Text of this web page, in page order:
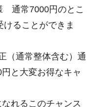
通常7000円のとこ
ることができま
（通常整体含む）通
と大変お得なキャ
れるこのチャンス